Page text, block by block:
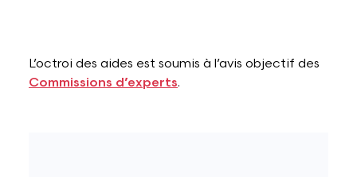
L’octroi des aides est soumis à l’avis objectif des
Commissions d’experts.
Lettres et Livres
Enseignement, formation, stage et emploi
Revue W+B